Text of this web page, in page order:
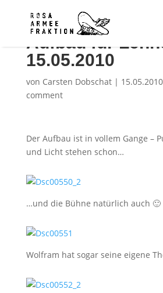
Aufbau für
15.05.2010
von Carsten Dobschat| 15.05.2010
comment
Der Aufbau ist in vollem Gange –
und Licht stehen schon…
…und die Bühne natürlich auch 🙂
Wolfram hat sogar seine eigene